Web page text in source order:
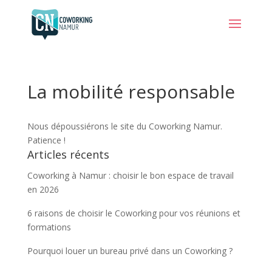
La mobilité responsable
Nous dépoussiérons le site du Coworking Namur.
Patience !
Articles récents
Coworking à Namur : choisir le bon espace de travail
en 2026
6 raisons de choisir le Coworking pour vos réunions et
formations
Pourquoi louer un bureau privé dans un Coworking ?